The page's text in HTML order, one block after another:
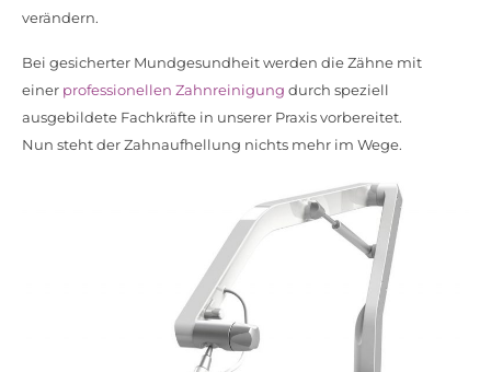
verändern.
Bei gesicherter Mundgesundheit werden die Zähne mit
einer professionellen Zahnreinigung durch speziell
ausgebildete Fachkräfte in unserer Praxis vorbereitet.
Nun steht der Zahnaufhellung nichts mehr im Wege.